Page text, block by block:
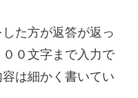
た方が返答が返っ
０文字まで入力で
は細かく書いてい